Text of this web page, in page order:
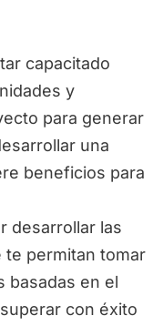
capacitado
y
para generar
una
beneficios para
desarrollar las
permitan tomar
basadas en el
con éxito